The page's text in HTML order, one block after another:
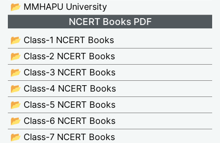
📂 MMHAPU University
NCERT Books PDF
📂 Class-1 NCERT Books
📂 Class-2 NCERT Books
📂 Class-3 NCERT Books
📂 Class-4 NCERT Books
📂 Class-5 NCERT Books
📂 Class-6 NCERT Books
📂 Class-7 NCERT Books